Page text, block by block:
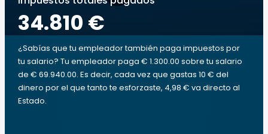
34.810 €
¿Sabías que tu empleador también paga impuestos por
tu salario? Tu empleador paga € 1.300.00 sobre tu salario
de € 69.940.00. Es decir, cada vez que gastas 10 € del
dinero por el que tanto te esforzaste, 4,98 € va directo al
Estado.